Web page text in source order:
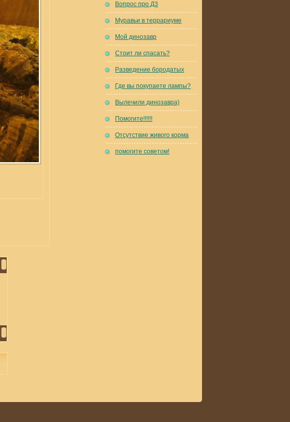
Вопрос про Д3
Муравьи в террариуме
Мой динозавр
Стоит ли спасать?
Разведение бородатых
Где вы покупаете лампы?
Вылечили динозавра)
Помогите!!!!!!
Отсутствие живого корма
помогите советом!